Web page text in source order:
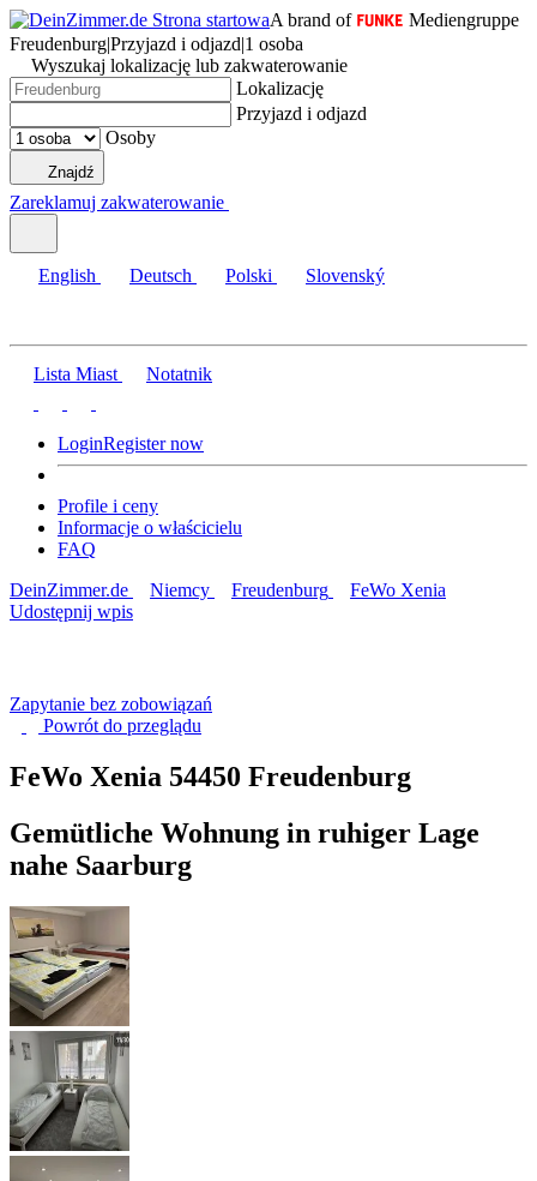
A brand of
Mediengruppe
Freudenburg|Przyjazd i odjazd|1 osoba
Wyszukaj lokalizację lub zakwaterowanie
Lokalizację
Przyjazd i odjazd
Osoby
Znajdź
Zareklamuj zakwaterowanie
English Deutsch Polski Slovenský
Lista Miast Notatnik
LoginRegister now
Profile i ceny
Informacje o właścicielu
FAQ
DeinZimmer.de
Niemcy Freudenburg
FeWo Xenia
Udostępnij wpis
Zapytanie bez zobowiązań
Powrót do przeglądu
FeWo Xenia 54450 Freudenburg
Gemütliche Wohnung in ruhiger Lage
nahe Saarburg